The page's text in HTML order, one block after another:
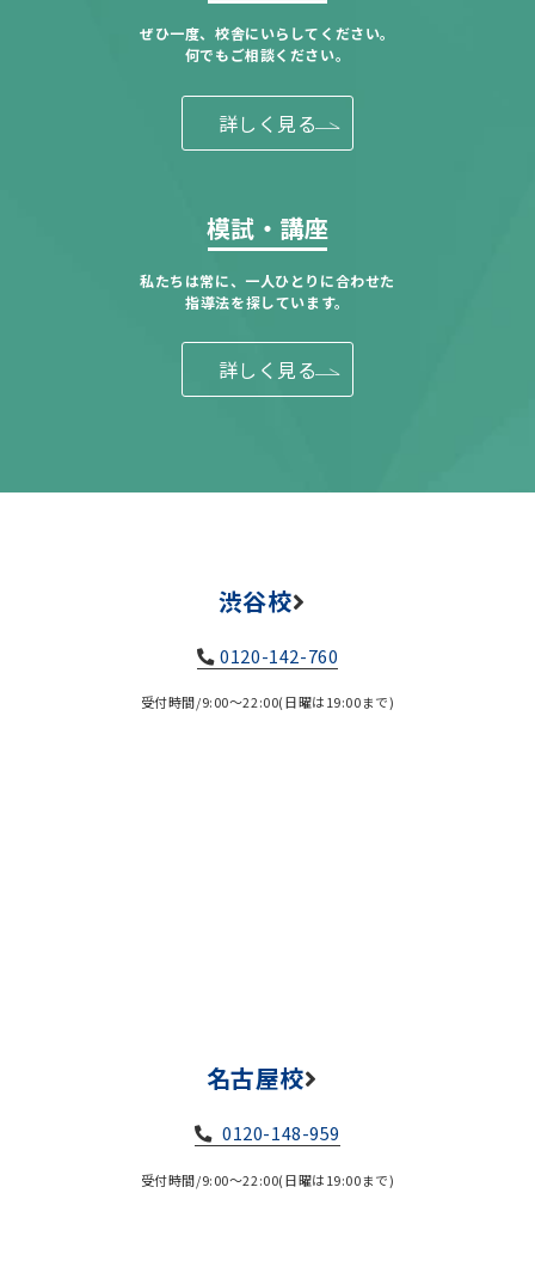
ぜひ一度、校舎にいらしてください。
何でもご相談ください。
詳しく見る
模試・講座
私たちは常に、一人ひとりに合わせた
指導法を探しています。
詳しく見る
渋谷校
0120-142-760
受付時間/9:00～22:00(日曜は19:00まで)
名古屋校
0120-148-959
受付時間/9:00～22:00(日曜は19:00まで)